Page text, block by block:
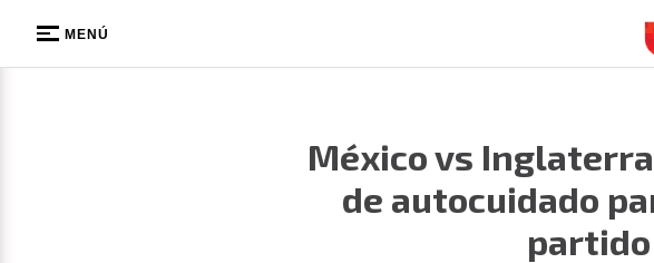
MENÚ
México vs
de autocuidado
partido